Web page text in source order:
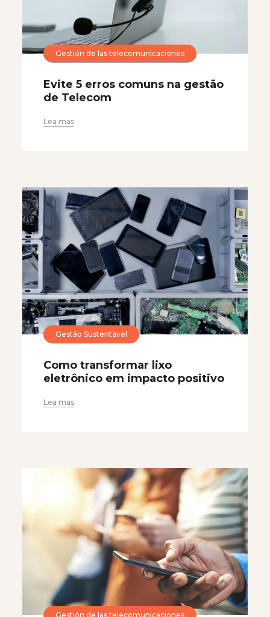
Gestión de las telecomunicaciones
Evite 5 erros comuns na gestão
de Telecom
Lea mas
Gestão Sustentável
Como transformar lixo
eletrônico em impacto positivo
Lea mas
Gestión de las telecomunicaciones